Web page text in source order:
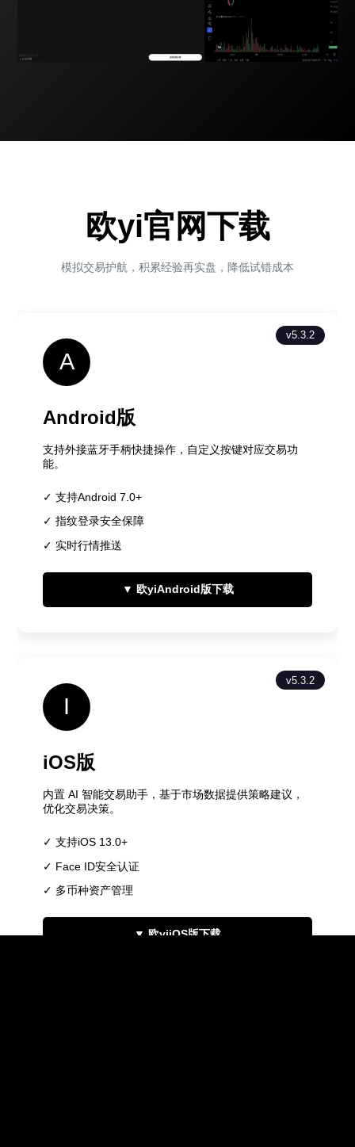
欧yi官网下载
模拟交易护航，积累经验再实盘，降低试错成本
A
Android版
支持外接蓝牙手柄快捷操作，自定义按键对应交易功
能。
✓ 支持Android 7.0+
✓ 指纹登录安全保障
✓ 实时行情推送
▼ 欧yiAndroid版下载
v5.3.2
I
iOS版
内置 AI 智能交易助手，基于市场数据提供策略建议，
优化交易决策。
✓ 支持iOS 13.0+
✓ Face ID安全认证
✓ 多币种资产管理
▼ 欧yiiOS版下载
v5.3.2